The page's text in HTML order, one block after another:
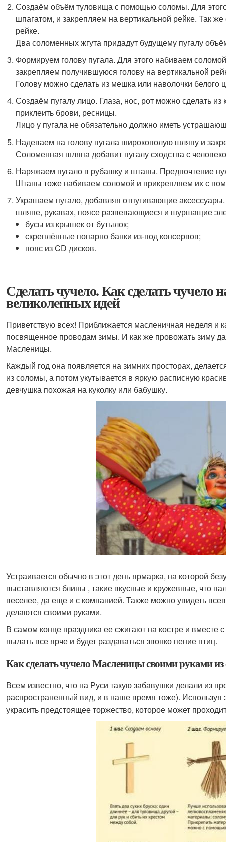
Создаём объём туловища с помощью соломы. Для
шпагатом, и закрепляем на вертикальной рейке. Так
рейке.
Два соломенных жгута придадут будущему пугалу
Формируем голову пугала. Для этого набиваем
закрепляем получившуюся голову на вертикальной
Голову можно сделать из мешка или наволочки белого
Создаём пугалу лицо. Глаза, нос, рот можно сделать из
приклеить брови, ресницы.
Лицо у пугала не обязательно должно иметь
Надеваем на голову пугала широкополую шляпу и
Соломенная шляпа добавит пугалу сходства с
Наряжаем пугало в рубашку и штаны. Предпочтение
Штаны тоже набиваем соломой и прикрепляем их с
Украшаем пугало, добавляя отпугивающие
шляпе, рукавах, поясе развевающиеся и шуршащие
бусы из крышек от бутылок;
скреплённые попарно банки из-под консервов;
пояс из CD дисков.
Сделать чучело. Как сделать
великолепных идей
Приветствую всех! Приближается масленичная неделя и
посвященное проводам зимы. И как же провожать зиму
Масленицы.
Каждый год она появляется на зимних просторах,
из соломы, а потом укутывается в яркую расписную
девчушка похожая на куколку или бабушку.
Устраивается обычно в этот день ярмарка, на которой
выставляются блины , такие вкусные и кружевные, что
веселее, да еще и с компанией. Также можно увидеть
делаются своими руками.
В самом конце праздника ее сжигают на костре и вместе
пылать все ярче и будет раздаваться звонко пение птиц.
Как сделать чучело Масленицы своими руками
Всем известно, что на Руси такую забавушки делали из
распространенный вид, и в наше время тоже). Используя
украсить предстоящее торжество, которое может